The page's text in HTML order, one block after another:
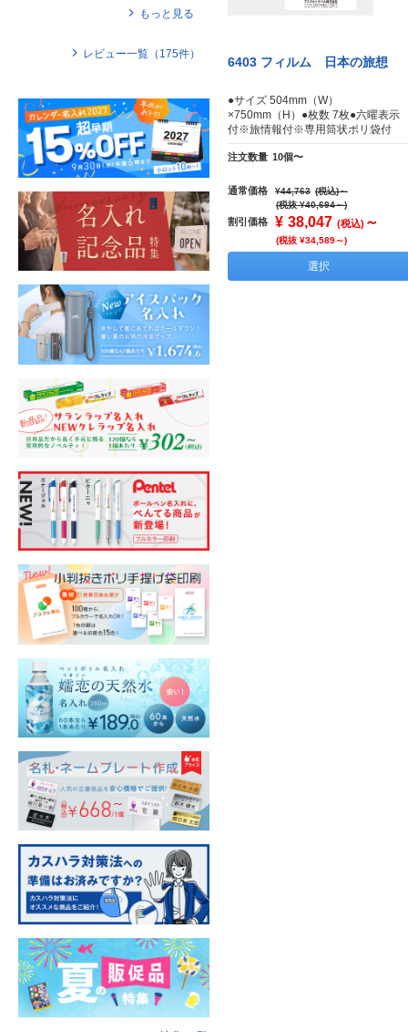
6403 フィルム 日本の旅想
●サイズ 504mm（W）
×750mm（H）●枚数 7枚●六曜表示
付※旅情報付※専用筒状ポリ袋付
注文数量 10個〜
通常価格 ¥44,763 (税込)～
(税抜 ¥40,694～)
割引価格 ¥ 38,047 (税込) ～
(税抜 ¥34,589～)
選択
もっと見る
レビュー一覧（ 175件）